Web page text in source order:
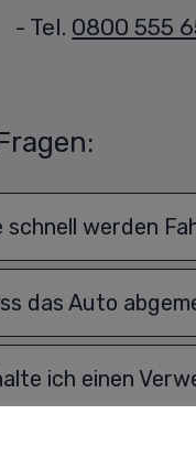
- Tel. 0800 555
schnell werden
das Auto
ich einen